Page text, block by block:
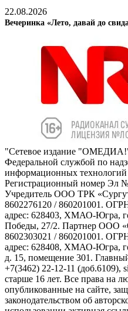
22.08.2026
Вечеринка «Лето, давай до
"Сетевое издание
Федеральной службой по
информационных
Регистрационный номер Эл
Учредитель ООО ТРК
8602276120 / 860201001.
адрес: 628403, ХМАО-Югра,
Победы, 27/2. Партнер
8602303021 / 860201001.
адрес: 628408, ХМАО-Югра,
д. 15, помещение 301.
+7(3462) 22-12-11 (доб.6109),
старше 16 лет. Все права на
опубликованные на сайте,
законодательством об